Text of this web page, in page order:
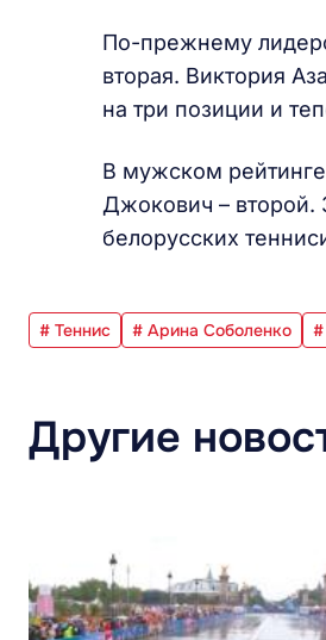
По-прежнему
вторая. Виктория
на три позиции и
В мужском
Джокович – второй.
белорусских
# Теннис # Арина Соболенко
Другие